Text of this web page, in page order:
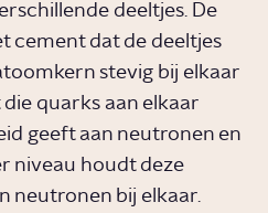
deeltjes. De
cement dat de deeltjes
stevig bij elkaar
quarks aan elkaar
geeft aan neutronen en
niveau houdt deze
neutronen bij elkaar.